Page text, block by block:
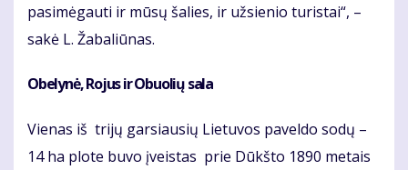
pasimėgauti ir mūsų šalies, ir užsienio turistai“, –
sakė L. Žabaliūnas.
Obelynė, Rojus ir Obuolių sala
Vienas iš trijų garsiausių Lietuvos paveldo sodų –
14 ha plote buvo įveistas prie Dūkšto 1890 metais